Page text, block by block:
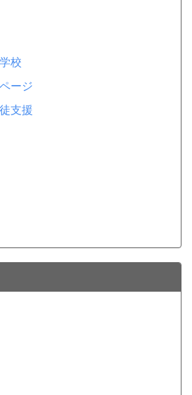
校
ージ
支援